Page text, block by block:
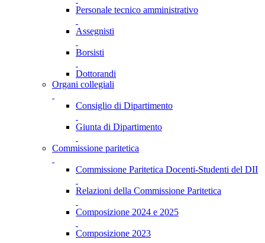
Personale tecnico amministrativo
Assegnisti
Borsisti
Dottorandi
Organi collegiali
Consiglio di Dipartimento
Giunta di Dipartimento
Commissione paritetica
Commissione Paritetica Docenti-Studenti del DII
Relazioni della Commissione Paritetica
Composizione 2024 e 2025
Composizione 2023